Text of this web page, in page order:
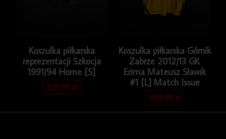
Koszulka piłkarska
reprezentacji Szkocja
1991/94 Home [S]
329.99zł
Koszulka piłkarska Górnik
Zabrze 2012/13 GK
Erima Mateusz Sławik
#1 [L] Match Issue
369.99zł